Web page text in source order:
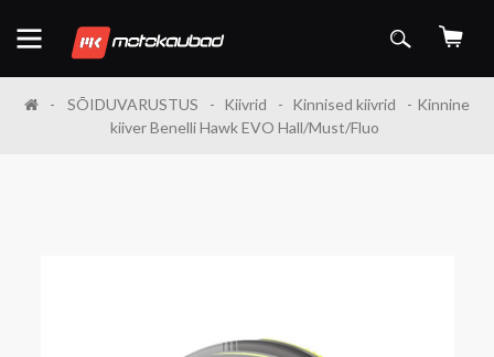
SÕIDUVARUSTUS Kiivrid Kinnised kiivrid
Kinnine
kiiver Benelli Hawk EVO Hall/Must/Fluo